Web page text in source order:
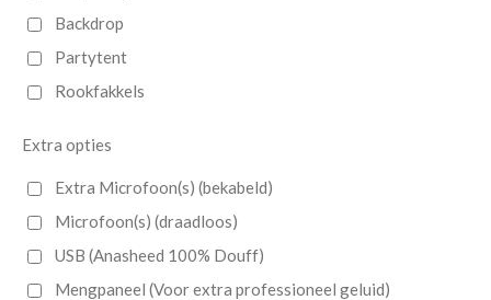
Backdrop
Partytent
Rookfakkels
Extra opties
Extra Microfoon(s) (bekabeld)
Microfoon(s) (draadloos)
USB (Anasheed 100% Douff)
Mengpaneel (Voor extra professioneel geluid)